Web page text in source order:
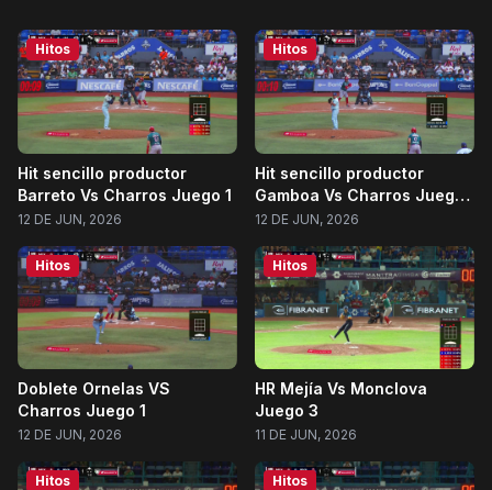
Hitos
Hit sencillo productor
Barreto Vs Charros Juego 1
12 DE JUN, 2026
Hitos
Hit sencillo productor
Gamboa Vs Charros Juego
112 DE JUN, 2026
Hitos
Doblete Ornelas VS
Charros Juego 1
12 DE JUN, 2026
Hitos
HR Mejía Vs Monclova
Juego 3
11 DE JUN, 2026
Hitos Hitos